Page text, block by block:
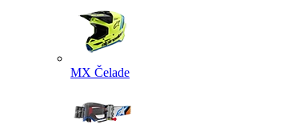
MX Čelade